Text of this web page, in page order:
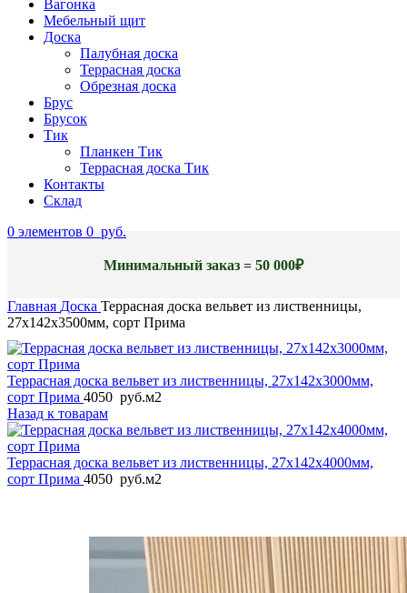
Вагонка
Мебельный щит
Доска
Палубная доска
Террасная доска
Обрезная доска
Брус
Брусок
Тик
Планкен Тик
Террасная доска Тик
Контакты
Склад
0 элементов 0 руб.
Минимальный заказ = 50 000₽
Главная Доска Террасная доска вельвет из лиственницы,
27x142x3500мм, сорт Прима
Террасная доска вельвет из лиственницы, 27x142x3000мм,
сорт Прима 4050 руб.м2
Назад к товарам
Террасная доска вельвет из лиственницы, 27x142x4000мм,
сорт Прима 4050 руб.м2